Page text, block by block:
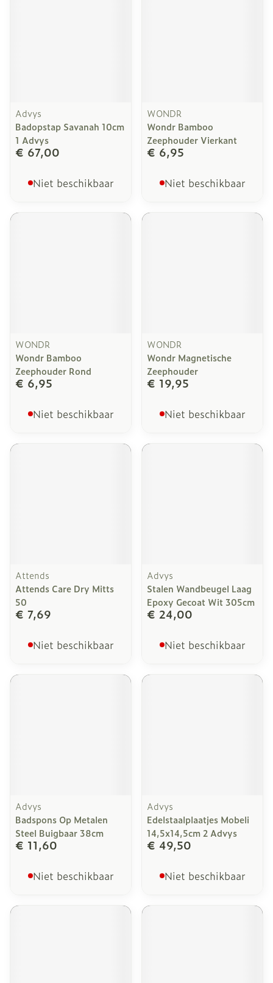
Advys
Badopstap Savanah 10cm
1 Advys
€ 67,00
Niet beschikbaar
WONDR
Wondr Bamboo
Zeephouder Vierkant
€ 6,95
Niet beschikbaar
WONDR
Wondr Bamboo
Zeephouder Rond
€ 6,95
Niet beschikbaar
WONDR
Wondr Magnetische
Zeephouder
€ 19,95
Niet beschikbaar
Attends
Attends Care Dry Mitts
50
€ 7,69
Niet beschikbaar
Advys
Stalen Wandbeugel Laag
Epoxy Gecoat Wit 305cm
€ 24,00
Niet beschikbaar
Advys
Badspons Op Metalen
Steel Buigbaar 38cm
€ 11,60
Niet beschikbaar
Advys
Edelstaalplaatjes Mobeli
14,5x14,5cm 2 Advys
€ 49,50
Niet beschikbaar